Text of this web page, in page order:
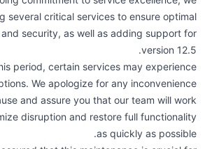
several critical services to ensure optimal
security, as well as adding support for
version 12.5.
period, certain services may experience
We apologize for any inconvenience
and assure you that our team will work
disruption and restore full functionality
as quickly as possible.